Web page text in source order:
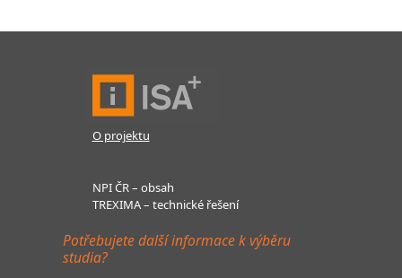
O projektu
NPI ČR – obsah
TREXIMA – technické řešení
Potřebujete další informace k výběru
studia?